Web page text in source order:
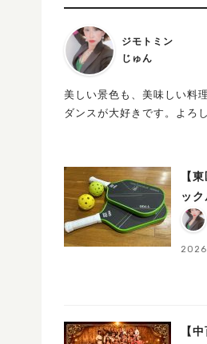
ジモトミン
じゅん
美しい景色も、美味しい料
ダンスが大好きです。よろ
【
ッ
2026
【